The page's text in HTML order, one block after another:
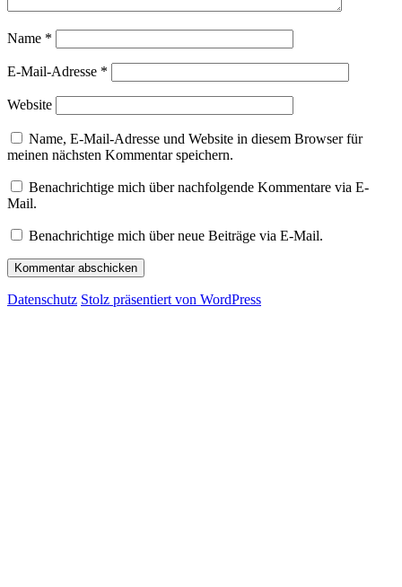
Name *
E-Mail-Adresse *
Website
Name, E-Mail-Adresse und Website in diesem Browser für
meinen nächsten Kommentar speichern.
Benachrichtige mich über nachfolgende Kommentare via E-
Mail.
Benachrichtige mich über neue Beiträge via E-Mail.
Datenschutz Stolz präsentiert von WordPress